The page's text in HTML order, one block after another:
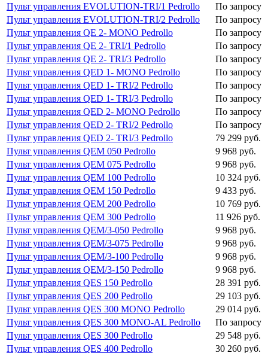
Пульт управления EVOLUTION-TRI/1 Pedrollo
По запросу
Пульт управления EVOLUTION-TRI/2 Pedrollo
По запросу
Пульт управления QE 2- MONO Pedrollo
По запросу
Пульт управления QE 2- TRI/1 Pedrollo
По запросу
Пульт управления QE 2- TRI/3 Pedrollo
По запросу
Пульт управления QED 1- MONO Pedrollo
По запросу
Пульт управления QED 1- TRI/2 Pedrollo
По запросу
Пульт управления QED 1- TRI/3 Pedrollo
По запросу
Пульт управления QED 2- MONO Pedrollo
По запросу
Пульт управления QED 2- TRI/2 Pedrollo
По запросу
Пульт управления QED 2- TRI/3 Pedrollo
79 299 руб.
Пульт управления QEM 050 Pedrollo
9 968 руб.
Пульт управления QEM 075 Pedrollo
9 968 руб.
Пульт управления QEM 100 Pedrollo
10 324 руб.
Пульт управления QEM 150 Pedrollo
9 433 руб.
Пульт управления QEM 200 Pedrollo
10 769 руб.
Пульт управления QEM 300 Pedrollo
11 926 руб.
Пульт управления QEM/3-050 Pedrollo
9 968 руб.
Пульт управления QEM/3-075 Pedrollo
9 968 руб.
Пульт управления QEM/3-100 Pedrollo
9 968 руб.
Пульт управления QEM/3-150 Pedrollo
9 968 руб.
Пульт управления QES 150 Pedrollo
28 391 руб.
Пульт управления QES 200 Pedrollo
29 103 руб.
Пульт управления QES 300 MONO Pedrollo
29 014 руб.
Пульт управления QES 300 MONO-AL Pedrollo
По запросу
Пульт управления QES 300 Pedrollo
29 548 руб.
Пульт управления QES 400 Pedrollo
30 260 руб.